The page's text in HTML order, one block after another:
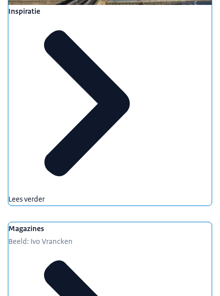
Inspiratie
Lees verder
Magazines
Beeld: Ivo Vrancken